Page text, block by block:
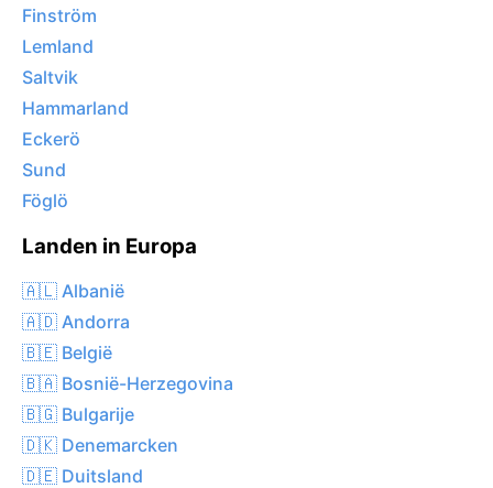
Finström
Lemland
Saltvik
Hammarland
Eckerö
Sund
Föglö
Landen in Europa
🇦🇱 Albanië
🇦🇩 Andorra
🇧🇪 België
🇧🇦 Bosnië-Herzegovina
🇧🇬 Bulgarije
🇩🇰 Denemarcken
🇩🇪 Duitsland